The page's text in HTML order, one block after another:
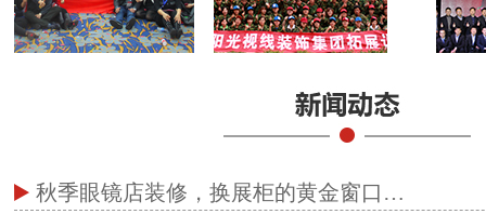
秋季眼镜店装修，换展柜的黄金窗口…